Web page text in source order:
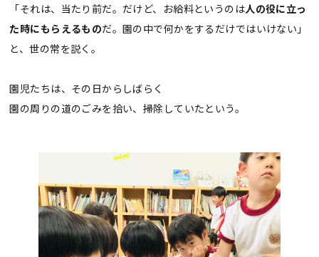
「それは、当たり前だ。だけど、お給料というのは人の役に立っ
た時にもらえるものだ。園の中で何かをするだけではいけない」
と、世の常を説く。
園児たちは、その日からしばらく
園の周りの道のごみを拾い、掃除していたという。